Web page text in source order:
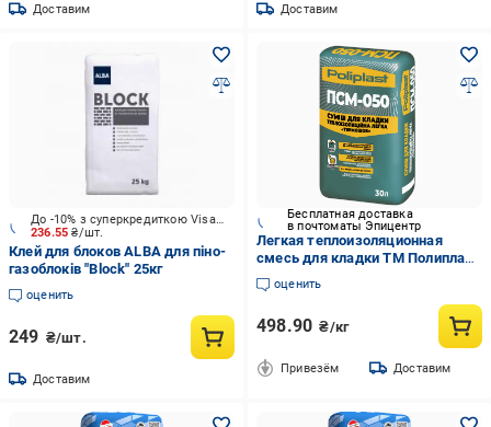
Доставим Доставим
236.55₴/шт.
До -10% з суперкредиткою Visa Вигода
Клей для блоков ALBA для піно-
газоблоків "Block" 25кг
оценить
249 ₴/шт.
Доставим
Бесплатная доставка
в почтоматы Эпицентр
Легкая теплоизоляционная
смесь для кладки ТМ Полипласт
ТЕРМОШОВ ПСМ-050 18 кг
оценить
498.90 ₴/кг
Привезём Доставим